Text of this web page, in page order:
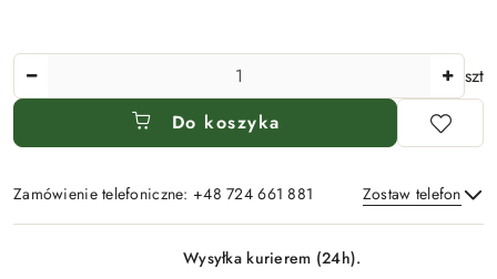
szt
Do koszyka
Zamówienie telefoniczne: +48 724 661 881 Zostaw telefon
Wysyłka kurierem (24h).